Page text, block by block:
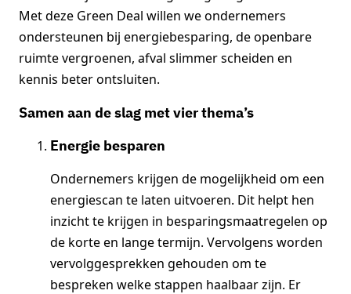
Met deze Green Deal willen we ondernemers
ondersteunen bij energiebesparing, de openbare
ruimte vergroenen, afval slimmer scheiden en
kennis beter ontsluiten.
Samen aan de slag met vier thema’s
Energie besparen
Ondernemers krijgen de mogelijkheid om een
energiescan te laten uitvoeren. Dit helpt hen
inzicht te krijgen in besparingsmaatregelen op
de korte en lange termijn. Vervolgens worden
vervolggesprekken gehouden om te
bespreken welke stappen haalbaar zijn. Er